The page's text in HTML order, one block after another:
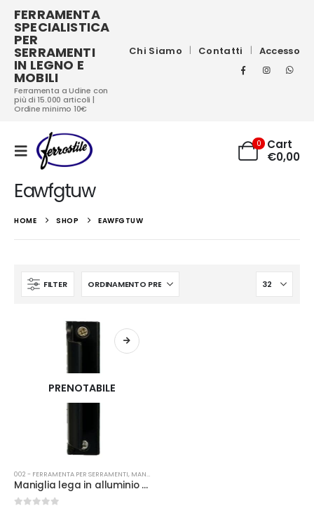
FERRAMENTA
SPECIALISTICA
PER
SERRAMENTI
IN LEGNO E
MOBILI
Ferramenta a Udine con
più di 15.000 articoli |
Ordine minimo 10€
Chi Siamo Contatti Accesso
0
Cart
€0,00
Eawfgtuw
HOME SHOP EAWFGTUW
FILTER
PRENOTABILE
002 - FERRAMENTA PER SERRAMENTI, MANIGLIERIA
Maniglia lega in alluminio scorrevole per balcone nera